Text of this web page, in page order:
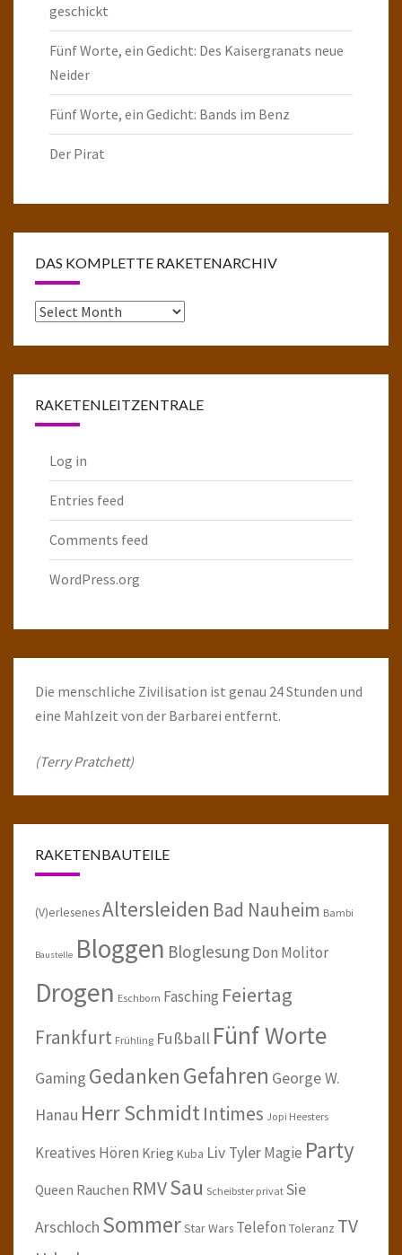
geschickt
Fünf Worte, ein Gedicht: Des Kaisergranats neue
Neider
Fünf Worte, ein Gedicht: Bands im Benz
Der Pirat
DAS KOMPLETTE RAKETENARCHIV
Das
RAKETENLEITZENTRALE
Log in
Entries feed
Comments feed
WordPress.org
Die menschliche Zivilisation ist genau 24 Stunden und
eine Mahlzeit von der Barbarei entfernt.
(Terry Pratchett)
RAKETENBAUTEILE
(V)erlesenesAltersleiden Bad Nauheim Bambi
Baustelle Bloggen BloglesungDon Molitor
Drogen Eschborn Fasching Feiertag
Frankfurt Frühling Fußball Fünf Worte
Gaming GedankenGefahren George W.
Hanau Herr SchmidtIntimes Jopi Heesters
Kreatives Hören Krieg Kuba Liv TylerMagie Party
Queen Rauchen RMVSau Scheibster privat Sie
Arschloch SommerStar Wars Telefon Toleranz TV